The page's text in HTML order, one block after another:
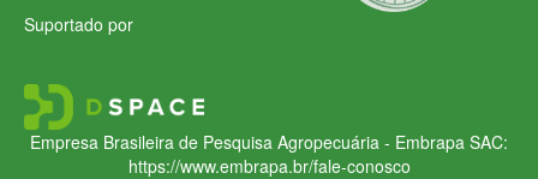
Suportado por
Empresa Brasileira de Pesquisa Agropecuária - Embrapa SAC:
https://www.embrapa.br/fale-conosco